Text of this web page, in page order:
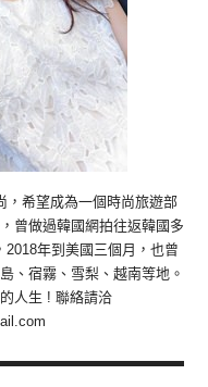
，希望成為一個時尚旅遊部
曾做過韓國網拍往返韓國多
年到美國三個月，也曾
、宿霧、雪梨、越南等地。
人生 ! 聯絡請洽